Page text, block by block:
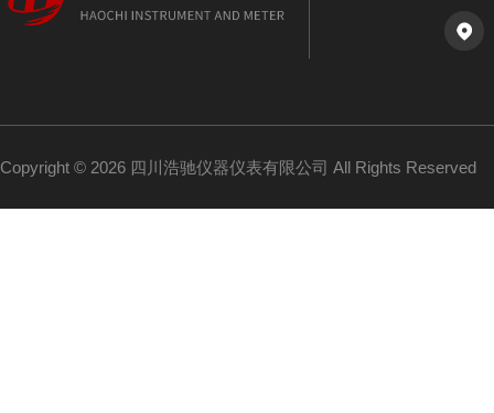
Copyright © 2026 四川浩驰仪器仪表有限公司 All Rights Reserved